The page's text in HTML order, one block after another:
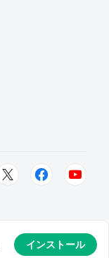
インストール